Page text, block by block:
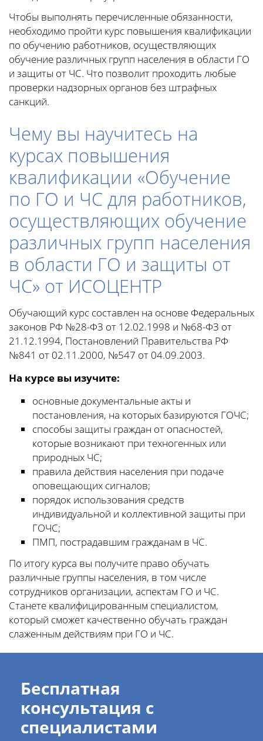
Чтобы выполнять перечисленные обязанности,
необходимо пройти курс повышения квалификации
по обучению работников, осуществляющих
обучение различных групп населения в области ГО
и защиты от ЧС. Что позволит проходить любые
проверки надзорных органов без штрафных
санкций.
Чему вы научитесь на
курсах повышения
квалификации «Обучение
по ГО и ЧС для работников,
осуществляющих обучение
различных групп населения
в области ГО и защиты от
ЧС» от ИСОЦЕНТР
Обучающий курс составлен на основе Федеральных
законов РФ №28-ФЗ от 12.02.1998 и №68-ФЗ от
21.12.1994, Постановлений Правительства РФ
№841 от 02.11.2000, №547 от 04.09.2003.
На курсе вы изучите:
основные документальные акты и
постановления, на которых базируются ГОЧС;
способы защиты граждан от опасностей,
которые возникают при техногенных или
природных ЧС;
правила действия населения при подаче
оповещающих сигналов;
порядок использования средств
индивидуальной и коллективной защиты при
ГОЧС;
ПМП, пострадавшим гражданам в ЧС.
По итогу курса вы получите право обучать
различные группы населения, в том числе
сотрудников организации, аспектам ГО и ЧС.
Станете квалифицированным специалистом,
который сможет качественно обучать граждан
слаженным действиям при ГО и ЧС.
Бесплатная
консультация с
специалистами